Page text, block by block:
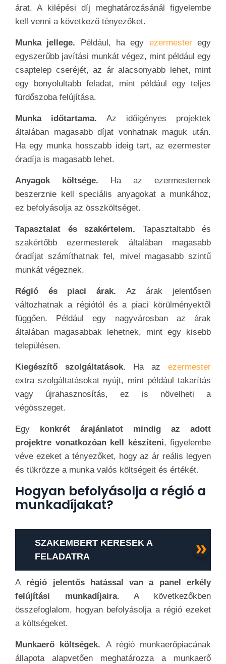
árat. A kilépési díj meghatározásánál figyelembe
kell venni a következő tényezőket.
Munka jellege. Például, ha egy ezermesteregy
egyszerűbb javítási munkát végez, mint például egy
csaptelep cseréjét, az ár alacsonyabb lehet, mint
egy bonyolultabb feladat, mint például egy teljes
fürdőszoba felújítása.
Munka időtartama. Az időigényes projektek
általában magasabb díjat vonhatnak maguk után.
Ha egy munka hosszabb ideig tart, az ezermester
óradíja is magasabb lehet.
Anyagok költsége. Ha az ezermesternek
beszerznie kell speciális anyagokat a munkához,
ez befolyásolja az összköltséget.
Tapasztalat és szakértelem. Tapasztaltabb és
szakértőbb ezermesterek általában magasabb
óradíjat számíthatnak fel, mivel magasabb szintű
munkát végeznek.
Régió és piaci árak. Az árak jelentősen
változhatnak a régiótól és a piaci körülményektől
függően. Például egy nagyvárosban az árak
általában magasabbak lehetnek, mint egy kisebb
településen.
Kiegészítő szolgáltatások. Ha az ezermester
extra szolgáltatásokat nyújt, mint például takarítás
vagy újrahasznosítás, ez is növelheti a
végösszeget.
Egy konkrét árajánlatot mindig az adott
projektre vonatkozóan kell készíteni, figyelembe
véve ezeket a tényezőket, hogy az ár reális legyen
és tükrözze a munka valós költségeit és értékét.
Hogyan befolyásolja a régió a
munkadíjakat?
SZAKEMBERT KERESEK A
FELADATRA
A régió jelentős hatással van a panel erkély
felújítási munkadíjaira. A következőkben
összefoglalom, hogyan befolyásolja a régió ezeket
a költségeket.
Munkaerő költségek. A régió munkaerőpiacának
állapota alapvetően meghatározza a munkaerő